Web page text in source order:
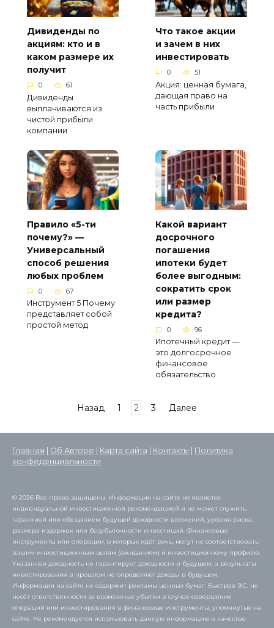
Дивиденды по
акциям: кто и в
каком размере их
получит
0 61
Дивиденды
выплачиваются из
чистой прибыли
компании
Что такое акции
и зачем в них
инвестировать
0 51
Акция: ценная бумага,
дающая право на
часть прибыли
Правило «5-ти
почему?» —
Универсальный
способ решения
любых проблем
0 67
Инструмент 5 Почему
представляет собой
простой метод
Какой вариант
досрочного
погашения
ипотеки будет
более выгодным:
сократить срок
или размер
кредита?
0 96
Ипотечный кредит —
это долгосрочное
финансовое
обязательство
Назад 1 2 3 Далее
Главная Об Авторе Карта сайта Контакты
Политика
конфеденциальности
© 2026 Все права защищены. Информация на сайте не является
индивидуальной инвестиционной рекомендацией и не может служить
гарантией или обещанием будущей доходности вложений, уровня риска,
размера издержек или безубыточности инвестиций. Финансовые
инструменты или операции, о которых идёт речь, могут не соответствовать
вашим инвестиционным целям (ожиданиям) и инвестиционному профилю.
Указанная доходность не гарантирует доходности в будущем, а результаты
инвестирования в прошлом не определяют доходы в будущем.
Информация на сайте не содержит рекламы ценных бумаг. Быстров Э.С. не
несёт ответственности за возможные убытки в случае совершения
операций или инвестирования в финансовые инструменты, упомянутые на
сайте. Не рекомендуется использовать данную информацию в качестве